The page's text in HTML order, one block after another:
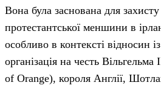
Вона була заснована для захисту
протестантської меншини в
особливо в контексті відносин
організація на честь
of Orange), короля Англії,